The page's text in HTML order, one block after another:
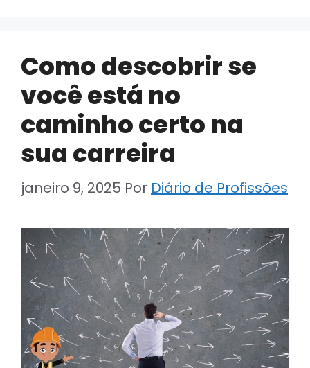
Como descobrir se
você está no
caminho certo na
sua carreira
janeiro 9, 2025 Por Diário de Profissões